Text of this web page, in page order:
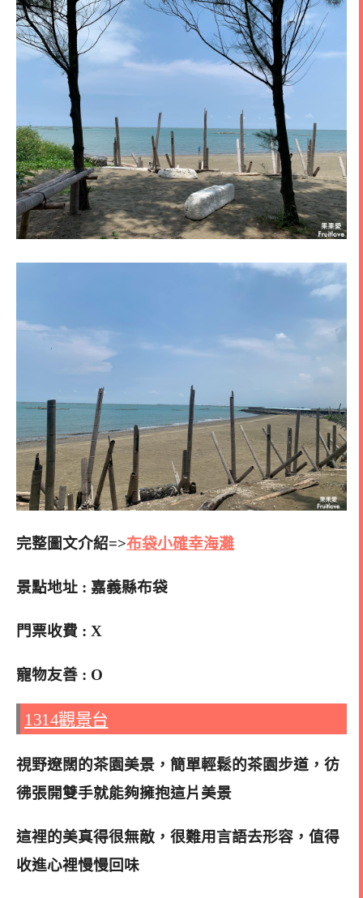
完整圖文介紹=>布袋小確幸海灘
景點地址 : 嘉義縣布袋
門票收費 : X
寵物友善 : O
1314觀景台
視野遼闊的茶園美景，簡單輕鬆的茶園步道，彷
彿張開雙手就能夠擁抱這片美景
這裡的美真得很無敵，很難用言語去形容，值得
收進心裡慢慢回味